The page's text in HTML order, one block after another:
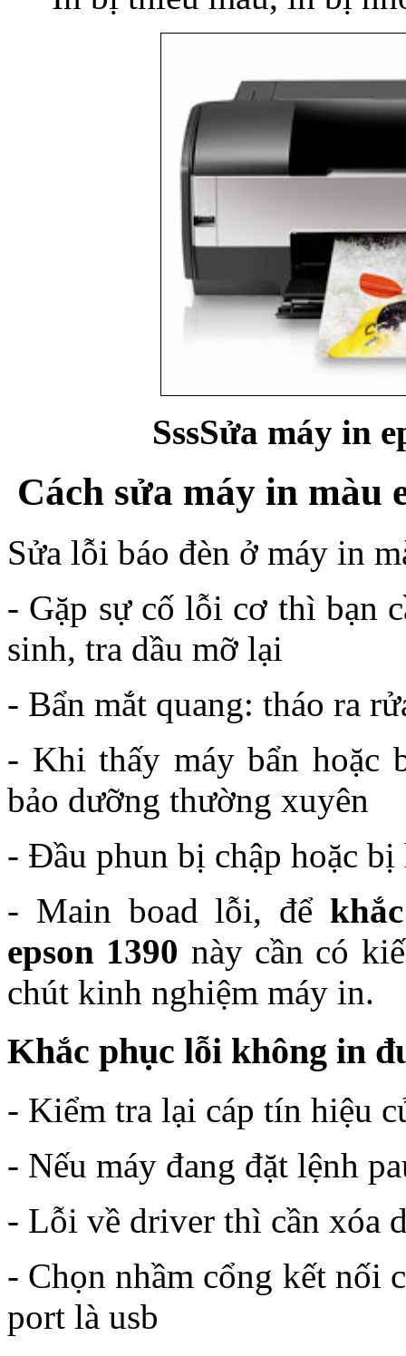
SssSửa máy in
Cách sửa máy in màu
Sửa lỗi báo đèn ở máy in
- Gặp sự cố lỗi cơ thì bạn
sinh, tra dầu mỡ lại
- Bẩn mắt quang: tháo ra
- Khi thấy máy bẩn hoặc
bảo dưỡng thường xuyên
- Đầu phun bị chập hoặc
- Main boad lỗi, để
epson 1390 này cần có
chút kinh nghiệm máy in.
Khắc phục lỗi không in
- Kiểm tra lại cáp tín hiệu
- Nếu máy đang đặt lệnh
- Lỗi về driver thì cần xóa
- Chọn nhầm cổng kết nối
port là usb